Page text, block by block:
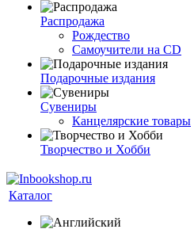
Распродажа
Рождество
Самоучители на CD
Подарочные издания
Сувениры
Канцелярские товары
Творчество и Хобби
Каталог